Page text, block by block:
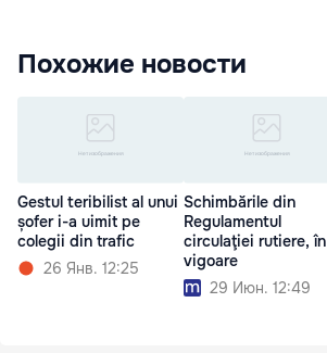
Похожие новости
Gestul teribilist al unui
șofer i-a uimit pe
colegii din trafic
26 Янв. 12:25
Schimbările din
Regulamentul
circulaţiei rutiere, în
vigoare
29 Июн. 12:49